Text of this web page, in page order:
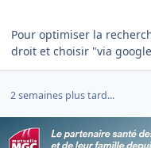
Pour optimiser la
droit et choisir "via
2 semaines plus tard...